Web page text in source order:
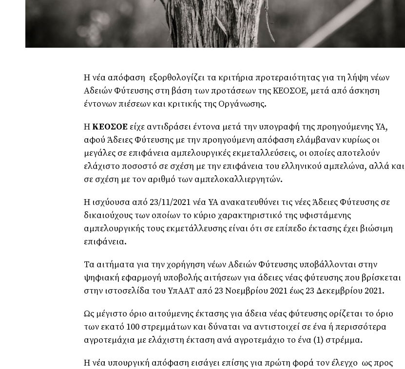
Η νέα απόφαση εξορθολογίζει τα κριτήρια προτεραιότητας για τη λήψη νέων
Αδειών Φύτευσης στη βάση των προτάσεων της ΚΕΟΣΟΕ, μετά από άσκηση
έντονων πιέσεων και κριτικής της Οργάνωσης.
Η ΚΕΟΣΟΕ είχε αντιδράσει έντονα μετά την υπογραφή της προηγούμενης ΥΑ,
αφού Άδειες Φύτευσης με την προηγούμενη απόφαση ελάμβαναν κυρίως οι
μεγάλες σε επιφάνεια αμπελουργικές εκμεταλλεύσεις, οι οποίες αποτελούν
ελάχιστο ποσοστό σε σχέση με την επιφάνεια του ελληνικού αμπελώνα, αλλά και
σε σχέση με τον αριθμό των αμπελοκαλλιεργητών.
Η ισχύουσα από 23/11/2021 νέα ΥΑ ανακατευθύνει τις νέες Άδειες Φύτευσης σε
δικαιούχους των οποίων το κύριο χαρακτηριστικό της υφιστάμενης
αμπελουργικής τους εκμετάλλευσης είναι ότι σε επίπεδο έκτασης έχει βιώσιμη
επιφάνεια.
Τα αιτήματα για την χορήγηση νέων Αδειών Φύτευσης υποβάλλονται στην
ψηφιακή εφαρμογή υποβολής αιτήσεων για άδειες νέας φύτευσης που βρίσκεται
στην ιστοσελίδα του ΥπΑΑΤ από 23 Νοεμβρίου 2021 έως 23 Δεκεμβρίου 2021.
Ως μέγιστο όριο αιτούμενης έκτασης για άδεια νέας φύτευσης ορίζεται το όριο
των εκατό 100 στρεμμάτων και δύναται να αντιστοιχεί σε ένα ή περισσότερα
αγροτεμάχια με ελάχιστη έκταση ανά αγροτεμάχιο το ένα (1) στρέμμα.
Η νέα υπουργική απόφαση εισάγει επίσης για πρώτη φορά τον έλεγχο ως προς